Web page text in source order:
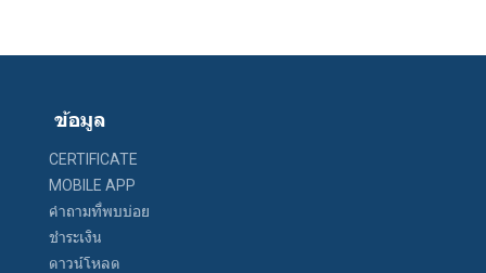
ข้อมูล
CERTIFICATE
MOBILE APP
คำถามที่พบบ่อย
ชำระเงิน
ดาวน์โหลด